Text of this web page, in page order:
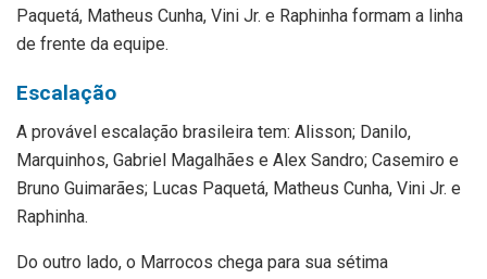
Paquetá, Matheus Cunha, Vini Jr. e Raphinha formam a linha
de frente da equipe.
Escalação
A provável escalação brasileira tem: Alisson; Danilo,
Marquinhos, Gabriel Magalhães e Alex Sandro; Casemiro e
Bruno Guimarães; Lucas Paquetá, Matheus Cunha, Vini Jr. e
Raphinha.
Do outro lado, o Marrocos chega para sua sétima